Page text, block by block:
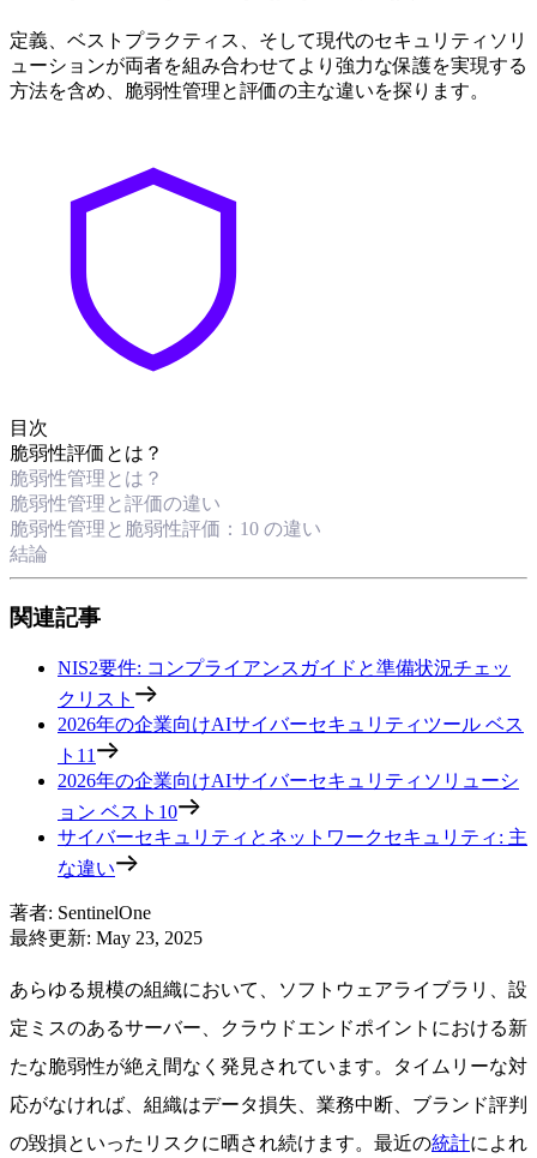
定義、ベストプラクティス、そして現代のセキュリティソリ
ューションが両者を組み合わせてより強力な保護を実現する
方法を含め、脆弱性管理と評価の主な違いを探ります。
目次
脆弱性評価とは？
脆弱性管理とは？
脆弱性管理と評価の違い
脆弱性管理と脆弱性評価：10 の違い
結論
関連記事
NIS2要件: コンプライアンスガイドと準備状況チェッ
クリスト
2026年の企業向けAIサイバーセキュリティツール ベス
ト11
2026年の企業向けAIサイバーセキュリティソリューシ
ョン ベスト10
サイバーセキュリティとネットワークセキュリティ: 主
な違い
著者: SentinelOne
最終更新: May 23, 2025
あらゆる規模の組織において、ソフトウェアライブラリ、設
定ミスのあるサーバー、クラウドエンドポイントにおける新
たな脆弱性が絶え間なく発見されています。タイムリーな対
応がなければ、組織はデータ損失、業務中断、ブランド評判
の毀損といったリスクに晒され続けます。最近の統計によれ